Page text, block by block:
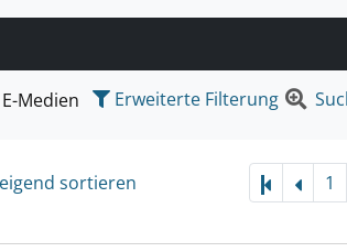
suchen wollen.
E-Medien Erweiterte Filterung
sortieren 1